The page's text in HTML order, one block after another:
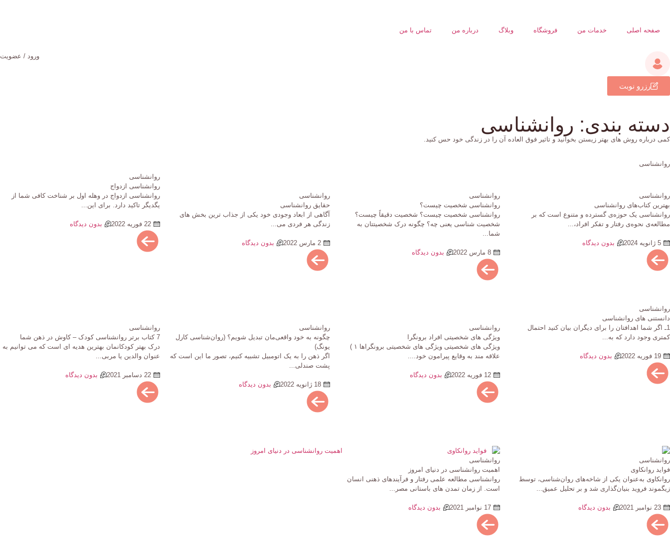
صفحه اصلی خدمات من فروشگاه وبلاگ درباره من تماس با من
ورود / عضویت
رزرو نوبت
دسته بندی: روانشناسی
کمی درباره روش های بهتر زیستن بخوانید و تاثیر فوق العاده آن را در زندگی خود حس کنید.
روانشناسی
روانشناسی
بهترین کتاب‌های روانشناسی
روانشناسی یک حوزه‌ی گسترده و متنوع است که بر
مطالعه‌ی نحوه‌ی رفتار و تفکر افراد،...
5 ژانویه 2024 بدون دیدگاه
روانشناسی
روانشناسی شخصیت چیست؟
روانشناسی شخصیت چیست؟ شخصیت دقیقاً چیست؟
شخصیت شناسی یعنی چه؟ چگونه درک شخصیتتان به
شما...
8 مارس 2022 بدون دیدگاه
روانشناسی
حقایق روانشناسی
آگاهی از ابعاد وجودی خود یکی از جذاب ترین بخش های
زندگی هر فردی می...
2 مارس 2022 بدون دیدگاه
روانشناسی
روانشناسی ازدواج
روانشناسی ازدواج در وهله اول بر شناخت کافی شما از
یگدیگر تاکید دارد. برای این...
22 فوریه 2022 بدون دیدگاه
روانشناسی
دانستنی های روانشناسی
1ـ اگر شما اهدافتان را برای دیگران بیان کنید احتمال
کمتری وجود دارد که به...
19 فوریه 2022 بدون دیدگاه
روانشناسی
ویژگی های شخصیتی افراد برونگرا
ویژگی های شخصیتی ویژگی های شخصیتی برونگراها ۱ )
علاقه مند به وقایع پیرامون خود....
12 فوریه 2022 بدون دیدگاه
روانشناسی
چگونه به خود واقعی‌مان تبدیل شویم؟ (روان‌شناسی کارل
یونگ)
اگر ذهن را به یک اتومبیل تشبیه کنیم، تصور ما این است که
پشت صندلی...
18 ژانویه 2022 بدون دیدگاه
روانشناسی
7 کتاب برتر روانشناسی کودک – کاوش در ذهن شما
درک بهتر کودکانمان بهترین هدیه ای است که می توانیم به
عنوان والدین یا مربی...
22 دسامبر 2021 بدون دیدگاه
روانشناسی
فواید روانکاوی
روانکاوی به‌عنوان یکی از شاخه‌های روان‌شناسی، توسط
زیگموند فروید بنیان‌گذاری شد و بر تحلیل عمیق...
23 نوامبر 2021 بدون دیدگاه
روانشناسی
اهمیت روانشناسی در دنیای امروز
روانشناسی مطالعه علمی رفتار و فرآیندهای ذهنی انسان
است. از زمان تمدن های باستانی مصر...
17 نوامبر 2021 بدون دیدگاه